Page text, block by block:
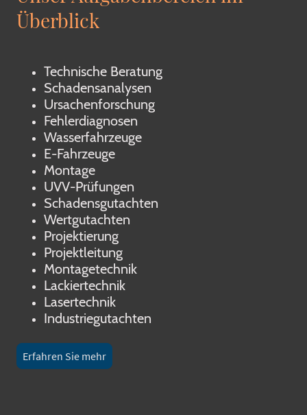
Überblick
Technische Beratung
Schadensanalysen
Ursachenforschung
Fehlerdiagnosen
Wasserfahrzeuge
E-Fahrzeuge
Montage
UVV-Prüfungen
Schadensgutachten
Wertgutachten
Projektierung
Projektleitung
Montagetechnik
Lackiertechnik
Lasertechnik
Industriegutachten
Erfahren Sie mehr